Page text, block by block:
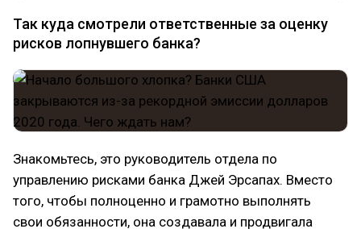
Так куда смотрели ответственные за оценку
рисков лопнувшего банка?
Знакомьтесь, это руководитель отдела по
управлению рисками банка Джей Эрсапах. Вместо
того, чтобы полноценно и грамотно выполнять
свои обязанности, она создавала и продвигала